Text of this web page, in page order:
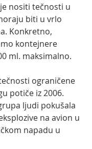
nositi tečnosti u
biti u vrlo
Konkretno,
kontejnere
ml. maksimalno.
ograničene
potiče iz 2006.
ljudi pokušala
na avion u
napadu u